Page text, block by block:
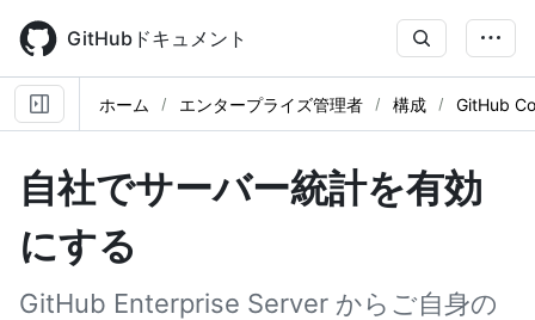
main
content
GitHubドキュメント
ホーム エンタープライズ管理者 構成 GitHub
自社でサーバー統計を有効
にする
GitHub Enterprise Server からご自身の